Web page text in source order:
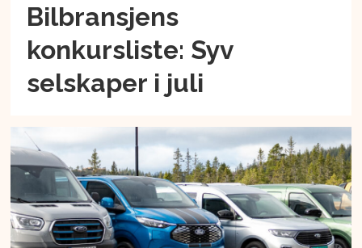
Bilbransjens
konkursliste: Syv
selskaper i juli